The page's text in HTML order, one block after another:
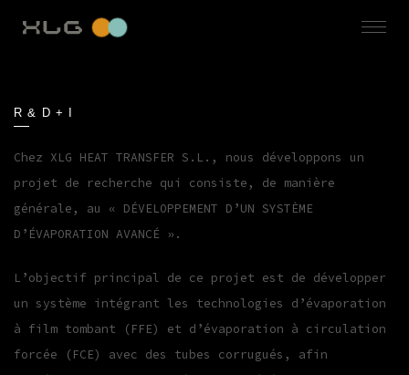
R & D + I
Chez XLG HEAT TRANSFER S.L., nous développons un
projet de recherche qui consiste, de manière
générale, au « DÉVELOPPEMENT D’UN SYSTÈME
D’ÉVAPORATION AVANCÉ ».
L’objectif principal de ce projet est de développer
un système intégrant les technologies d’évaporation
à film tombant (FFE) et d’évaporation à circulation
forcée (FCE) avec des tubes corrugués, afin